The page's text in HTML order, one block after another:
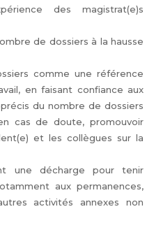
des magistrat(e)s
de dossiers à la hausse
comme une référence
en faisant confiance aux
du nombre de dossiers
cas de doute, promouvoir
et les collègues sur la
une décharge pour tenir
aux permanences,
activités annexes non